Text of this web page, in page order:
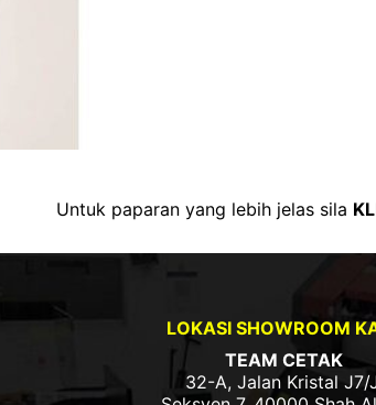
Untuk paparan yang lebih jelas sila
LOKASI SHOWROOM
TEAM CETAK
32-A, Jalan Kristal J7/